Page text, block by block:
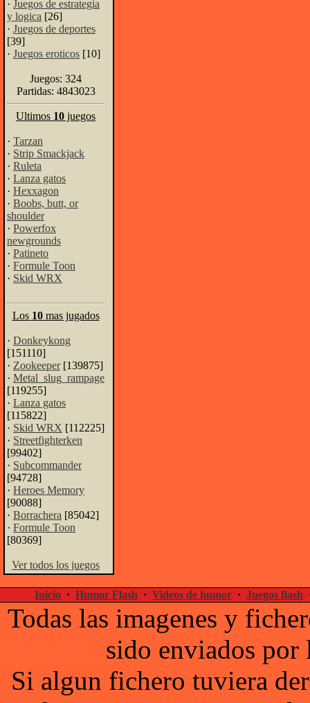
· Juegos de estrategia
y logica [26]
· Juegos de deportes
[39]
· Juegos eroticos [10]
Juegos: 324
Partidas: 4843023
Ultimos 10 juegos
· Tarzan
· Strip Smackjack
· Ruleta
· Lanza gatos
· Hexxagon
· Boobs, butt, or
shoulder
· Powerfox
newgrounds
· Patineto
· Formule Toon
· Skid WRX
Los 10mas jugados
· Donkeykong
[151110]
· Zookeeper[139875]
· Metal_slug_rampage
[119255]
· Lanza gatos
[115822]
· Skid WRX [112225]
· Streetfighterken
[99402]
· Subcommander
[94728]
· Heroes Memory
[90088]
· Borrachera [85042]
· Formule Toon
[80369]
Ver todos los juegos
Inicio · Humor Flash · Videos de humor · Juegos flash
Todas las imagenes y
sido enviados por
Si algun fichero tuviera